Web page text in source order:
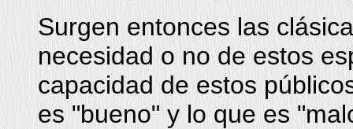
Surgen entonces las
necesidad o no de estos
capacidad de estos
es "bueno" y lo que es